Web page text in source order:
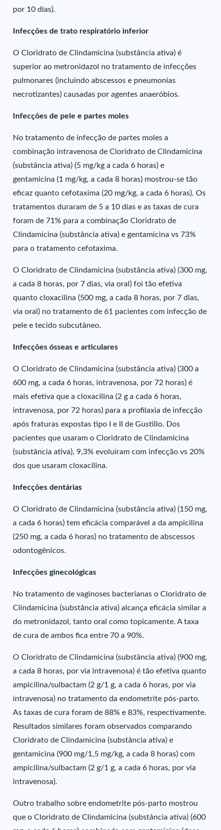
por 10 dias).
Infecções de trato respiratório inferior
O Cloridrato de Clindamicina (substância ativa) é
superior ao metronidazol no tratamento de infecções
pulmonares (incluindo abscessos e pneumonias
necrotizantes) causadas por agentes anaeróbios.
Infecções de pele e partes moles
No tratamento de infecção de partes moles a
combinação intravenosa de Cloridrato de Clindamicina
(substância ativa) (5 mg/kg a cada 6 horas) e
gentamicina (1 mg/kg, a cada 8 horas) mostrou-se tão
eficaz quanto cefotaxima (20 mg/kg, a cada 6 horas). Os
tratamentos duraram de 5 a 10 dias e as taxas de cura
foram de 71% para a combinação Cloridrato de
Clindamicina (substância ativa) e gentamicina vs 73%
para o tratamento cefotaxima.
O Cloridrato de Clindamicina (substância ativa) (300 mg,
a cada 8 horas, por 7 dias, via oral) foi tão efetiva
quanto cloxacilina (500 mg, a cada 8 horas, por 7 dias,
via oral) no tratamento de 61 pacientes com infecção de
pele e tecido subcutâneo.
Infecções ósseas e articulares
O Cloridrato de Clindamicina (substância ativa) (300 a
600 mg, a cada 6 horas, intravenosa, por 72 horas) é
mais efetiva que a cloxacilina (2 g a cada 6 horas,
intravenosa, por 72 horas) para a profilaxia de infecção
após fraturas expostas tipo I e II de Gustillo. Dos
pacientes que usaram o Cloridrato de Clindamicina
(substância ativa), 9,3% evoluíram com infecção vs 20%
dos que usaram cloxacilina.
Infecções dentárias
O Cloridrato de Clindamicina (substância ativa) (150 mg,
a cada 6 horas) tem eficácia comparável a da ampicilina
(250 mg, a cada 6 horas) no tratamento de abscessos
odontogênicos.
Infecções ginecológicas
No tratamento de vaginoses bacterianas o Cloridrato de
Clindamicina (substância ativa) alcança eficácia similar a
do metronidazol, tanto oral como topicamente. A taxa
de cura de ambos fica entre 70 a 90%.
O Cloridrato de Clindamicina (substância ativa) (900 mg,
a cada 8 horas, por via intravenosa) é tão efetiva quanto
ampicilina/sulbactam (2 g/1 g, a cada 6 horas, por via
intravenosa) no tratamento da endometrite pós-parto.
As taxas de cura foram de 88% e 83%, respectivamente.
Resultados similares foram observados comparando
Cloridrato de Clindamicina (substância ativa) e
gentamicina (900 mg/1,5 mg/kg, a cada 8 horas) com
ampicilina/sulbactam (2 g/1 g, a cada 6 horas, por via
intravenosa).
Outro trabalho sobre endometrite pós-parto mostrou
que o Cloridrato de Clindamicina (substância ativa) (600